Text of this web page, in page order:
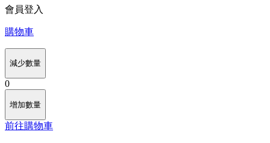
會員登入
購物車
減少數量
0
增加數量
前往購物車